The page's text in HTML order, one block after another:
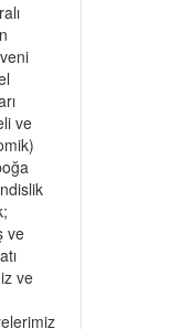
ve
ve
ve